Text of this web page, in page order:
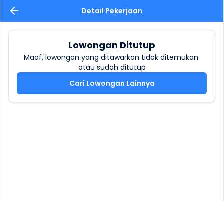
Detail Pekerjaan
Lowongan Ditutup
Maaf, lowongan yang ditawarkan tidak ditemukan
atau sudah ditutup
Cari Lowongan Lainnya